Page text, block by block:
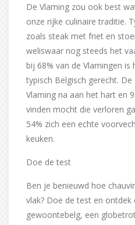
De Vlaming zou ook best
onze rijke culinaire traditie.
zoals steak met friet en
weliswaar nog steeds het
bij 68% van de Vlamingen is
typisch Belgisch gerecht.
Vlaming na aan het hart en
vinden mocht die verloren
54% zich een echte
keuken.
Doe de test
Ben je benieuwd hoe
vlak? Doe de test en ontdek
gewoontebelg, een